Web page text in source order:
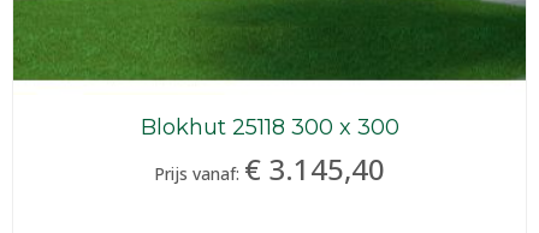
Blokhut 25118 300 x 300
Prijs vanaf: € 3.145,40